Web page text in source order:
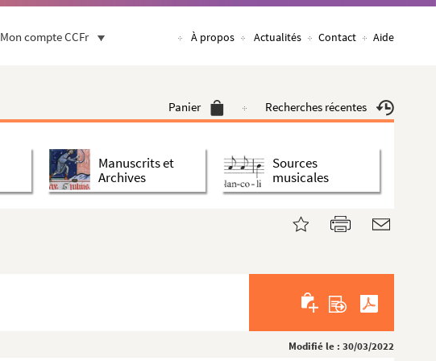
Mon compte CCFr À propos Actualités Contact Aide
Panier Recherches récentes
Manuscrits et
Archives
Sources
musicales
Modifié le : 30/03/2022